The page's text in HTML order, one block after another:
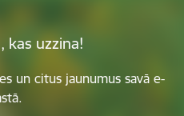
kas uzzina!
un citus jaunumus savā e-